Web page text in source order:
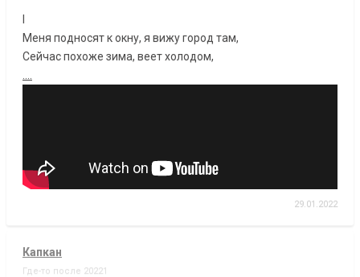
Меня подносят к окну, я вижу город там,
Сейчас похоже зима, веет холодом,
29.01.2022
Капкан
Где-то после 20221